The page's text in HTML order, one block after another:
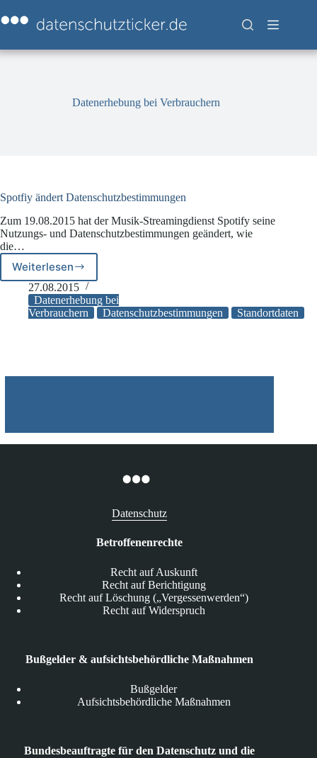
Inhalt
springen
Datenerhebung bei Verbrauchern
Spotfiy ändert Datenschutzbestimmungen
Zum 19.08.2015 hat der Musik-Streamingdienst Spotify seine
Nutzungs- und Datenschutzbestimmungen geändert, wie
die…
Weiterlesen
Spotfiy
ändert
Datenschutzbestimmungen
27.08.2015
Datenerhebung bei
Verbrauchern
Datenschutzbestimmungen Standortdaten
Datenschutz
Betroffenenrechte
Recht auf Auskunft
Recht auf Berichtigung
Recht auf Löschung („Vergessenwerden“)
Recht auf Widerspruch
Bußgelder & aufsichtsbehördliche Maßnahmen
Bußgelder
Aufsichtsbehördliche Maßnahmen
Bundesbeauftragte für den Datenschutz und die